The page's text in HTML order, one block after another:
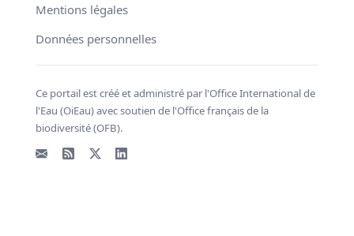
Mentions légales
Données personnelles
Ce portail est créé et administré par l'Office International de
l'Eau (OiEau) avec soutien de l'Office français de la
biodiversité (OFB).